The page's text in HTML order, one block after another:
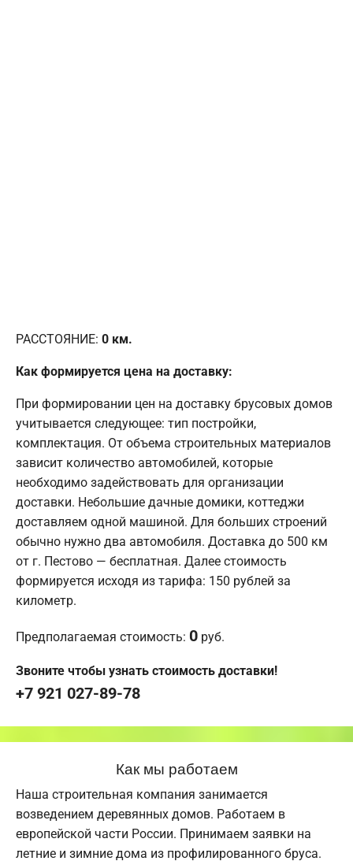
РАССТОЯНИЕ: 0 км.
Как формируется цена на доставку:
При формировании цен на доставку брусовых домов
учитывается следующее: тип постройки,
комплектация. От объема строительных материалов
зависит количество автомобилей, которые
необходимо задействовать для организации
доставки. Небольшие дачные домики, коттеджи
доставляем одной машиной. Для больших строений
обычно нужно два автомобиля. Доставка до 500 км
от г. Пестово — бесплатная. Далее стоимость
формируется исходя из тарифа: 150 рублей за
километр.
Предполагаемая стоимость: 0 руб.
Звоните чтобы узнать стоимость доставки!
+7 921 027-89-78
Как мы работаем
Наша строительная компания занимается
возведением деревянных домов. Работаем в
европейской части России. Принимаем заявки на
летние и зимние дома из профилированного бруса.